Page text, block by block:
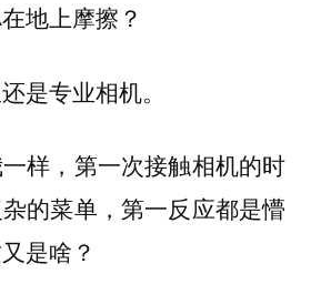
地上摩擦？
是专业相机。
样，第一次接触相机的时
的菜单，第一反应都是懵
是啥？